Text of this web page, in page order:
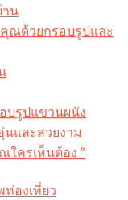
น
ณด้วยกรอบรูปและ
บรูปแขวนผนัง
และสวยงาม
ครเห็นต้อง ”
ท่องเที่ยว